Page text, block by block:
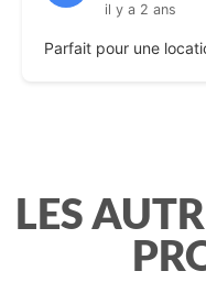
il y a 2 ans
Parfait pour une
LES